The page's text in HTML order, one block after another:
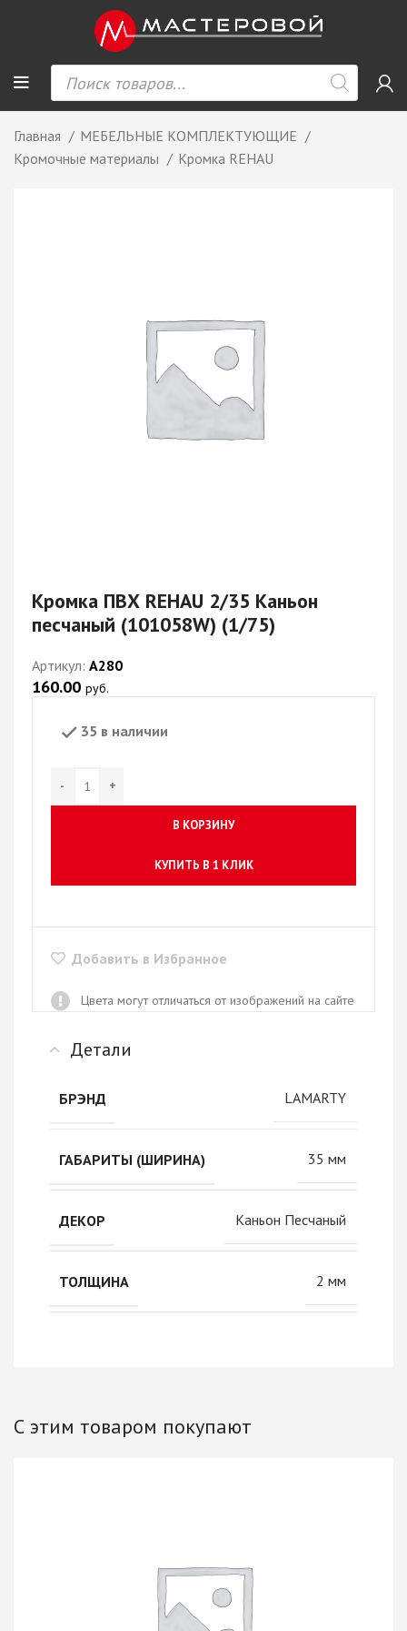
Главная
МЕБЕЛЬНЫЕ КОМПЛЕКТУЮЩИЕ
Кромочные материалы
Кромка REHAU
Кромка ПВХ REHAU 2/35 Каньон
песчаный (101058W) (1/75)
Артикул: А280
160.00 руб.
35 в наличии
В КОРЗИНУ
КУПИТЬ В 1 КЛИК
Добавить в Избранное
Цвета могут отличаться от изображений на сайте
Детали
БРЭНД LAMARTY
ГАБАРИТЫ (ШИРИНА) 35 мм
ДЕКОР Каньон Песчаный
ТОЛЩИНА 2 мм
С этим товаром покупают